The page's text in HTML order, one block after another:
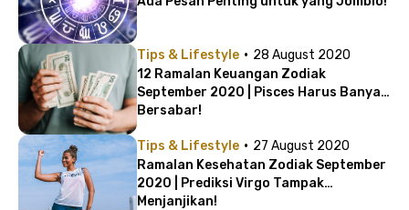
Tips & Lifestyle · 28 August 2020
12 Ramalan Keuangan Zodiak
September 2020 | Pisces Harus Banyak
Bersabar!
Tips & Lifestyle · 27 August 2020
Ramalan Kesehatan Zodiak September
2020 | Prediksi Virgo Tampak
Menjanjikan!